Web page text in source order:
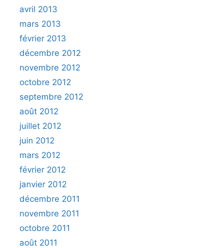
avril 2013
mars 2013
février 2013
décembre 2012
novembre 2012
octobre 2012
septembre 2012
août 2012
juillet 2012
juin 2012
mars 2012
février 2012
janvier 2012
décembre 2011
novembre 2011
octobre 2011
août 2011